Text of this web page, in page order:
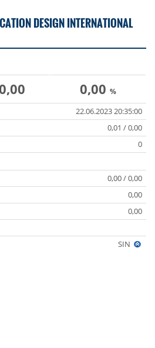
DESIGN INTERNATIONAL
0,00 %
22.06.2023 20:35:00
0,01 / 0,00
0
0,00 / 0,00
0,00
0,00
SIN